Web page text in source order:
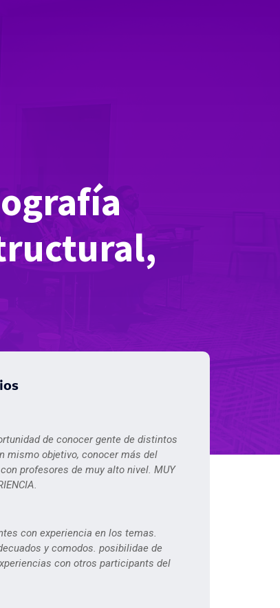
de conocer gente de distintos
mismo objetivo, conocer más del
profesores de muy alto nivel. MUY
con experiencia en los temas.
y comodos. posibilidae de
con otros participants del